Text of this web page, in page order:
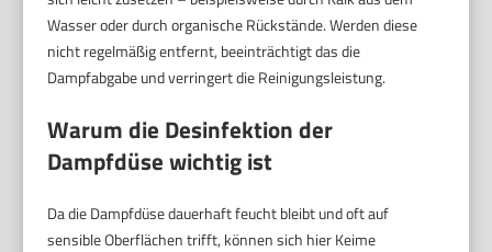
Wasser oder durch organische Rückstände. Werden diese
nicht regelmäßig entfernt, beeinträchtigt das die
Dampfabgabe und verringert die Reinigungsleistung.
Warum die Desinfektion der
Dampfdüse wichtig ist
Da die Dampfdüse dauerhaft feucht bleibt und oft auf
sensible Oberflächen trifft, können sich hier Keime